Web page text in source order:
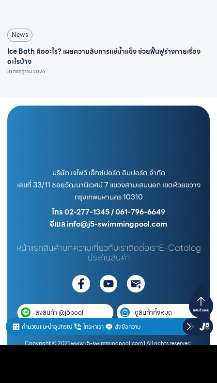
News
Ice Bath คืออะไร? เผยความลับการแช่น้ำแข็ง ช่วยฟื้นฟูร่างกายเรื่อง
อะไรบ้าง
31 กรกฎาคม 2026
คำนวณแนะนำอุปกรณ์ โทรหาเรา ส่งข้อความ
บริษัท เจไฟว์ เอ็กซ์ปอร์ต อิมปอร์ต จำกัด
เลขที่ 33/11 ซอยวัฒนานิเวศน์ 7 แขวงสามเสนนอก เขตห้วยขวาง
กรุงเทพมหานคร 10310
โทร 02-277-1345 / 061-796-6649
อีเมล info@j5-swimmingpool.com
หน้าแรกสินค้าบทความเกี่ยวกับเราติดต่อเราE-Catalog
ประกันสินค้า
สั่งสินค้า @j5pool ดูสินค้าทั้งหมด
Copyright © 2021 www.j5-swimmingpool.com | All rights reserved.